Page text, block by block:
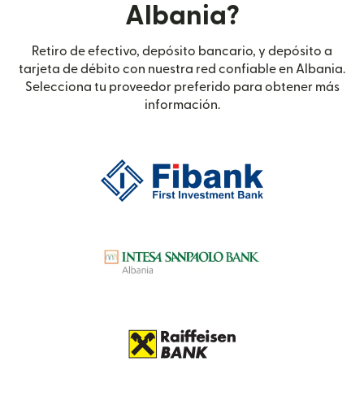
Albania?
Retiro de efectivo, depósito bancario, y depósito a
tarjeta de débito con nuestra red confiable en Albania.
Selecciona tu proveedor preferido para obtener más
información.